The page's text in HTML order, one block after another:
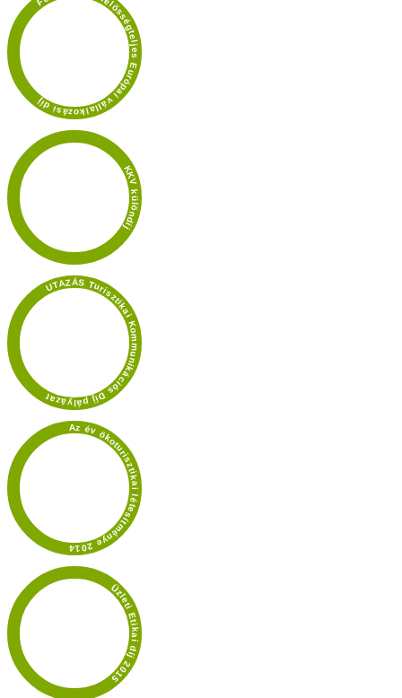
Felelős és felelősségteljes Európai vállalkozási díj
KKV különdíj
UTAZÁS Turisztikai Kommunikációs Díj pályázat
Az év ökoturisztikai létesítménye 2014
Üzleti Etikai díj 2015